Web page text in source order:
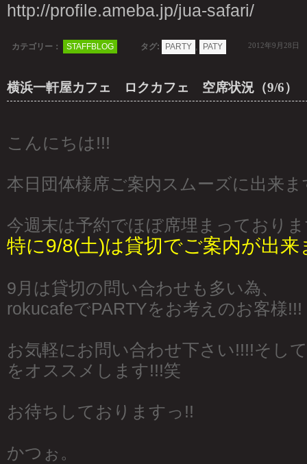
http://profile.ameba.jp/jua-safari/
カテゴリー： STAFFBLOG タグ: PARTY , PATY 2012年9月28日
横浜一軒屋カフェ ロクカフェ 空席状況（9/6）
こんにちは!!!
本日団体様席ご案内スムーズに出来ま
今週末は予約でほぼ席埋まっており
特に9/8(土)は貸切でご案内が出来
9月は貸切の問い合わせも多い為、
rokucafeでPARTYをお考えのお客様!!!
お気軽にお問い合わせ下さい!!!!そし
をオススメします!!!笑
お待ちしておりますっ!!
かつぉ。